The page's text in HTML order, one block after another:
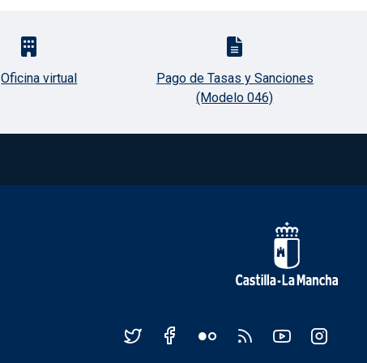
Oficina virtual
Pago de Tasas y Sanciones
(Modelo 046)
Redes sociales Junta de